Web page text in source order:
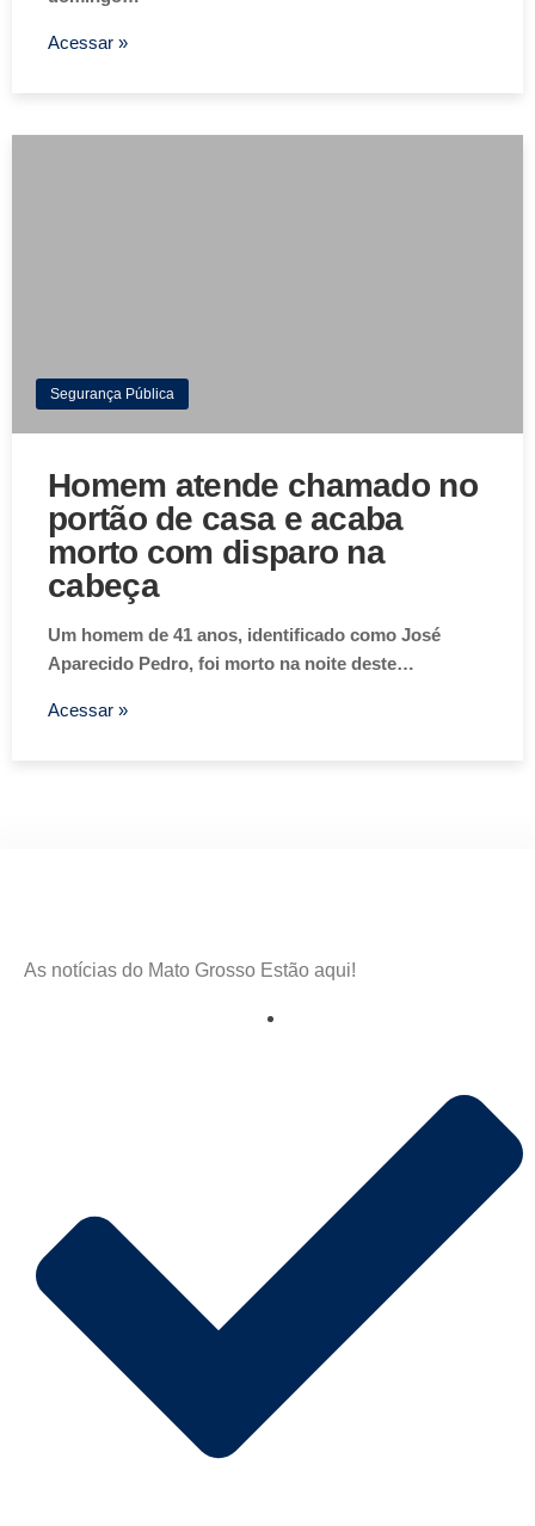
Acessar »
Segurança Pública
Homem atende chamado no
portão de casa e acaba
morto com disparo na
cabeça
Um homem de 41 anos, identificado como José
Aparecido Pedro, foi morto na noite deste…
Acessar »
As notícias do Mato Grosso Estão aqui!